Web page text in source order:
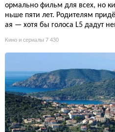
ормально фильм для всех, но
ньше пяти лет. Родителям
ая — хотя бы голоса L5 дадут
Кино и сериалы 7 430